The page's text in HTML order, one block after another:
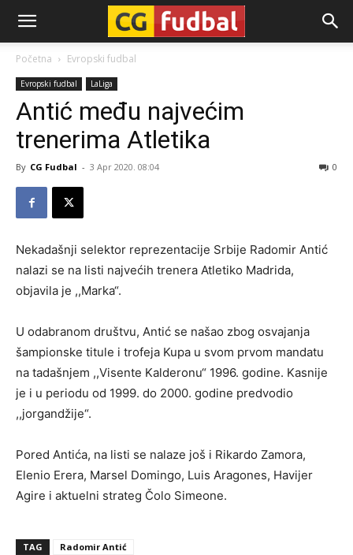
CG-
Fudbal
Početna Evropski fudbal
Evropski fudbal LaLiga
Antić među najvećim
trenerima Atletika
By CG Fudbal - 3 Apr 2020. 08:04 0
Nekadašnji selektor reprezentacije Srbije Radomir Antić
nalazi se na listi najvećih trenera Atletiko Madrida,
objavila je ,,Marka“.
U odabranom društvu, Antić se našao zbog osvajanja
šampionske titule i trofeja Kupa u svom prvom mandatu
na tadašnjem ,,Visente Kalderonu“ 1996. godine. Kasnije
je i u periodu od 1999. do 2000. godine predvodio
,,jorgandžije“.
Pored Antića, na listi se nalaze još i Rikardo Zamora,
Elenio Erera, Marsel Domingo, Luis Aragones, Havijer
Agire i aktuelni strateg Čolo Simeone.
TAG Radomir Antić